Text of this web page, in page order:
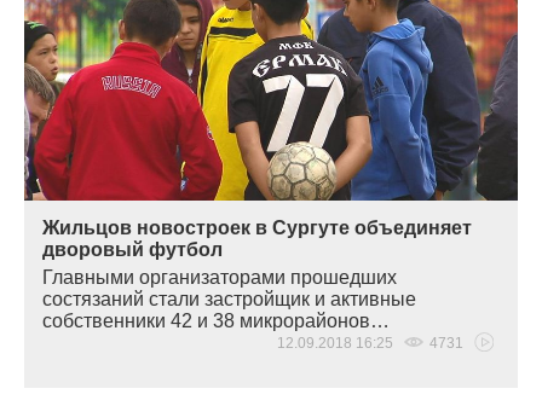
Жильцов новостроек в Сургуте объединяет
дворовый футбол
Главными организаторами прошедших
состязаний стали застройщик и активные
собственники 42 и 38 микрорайонов…
12.09.2018 16:25 4731